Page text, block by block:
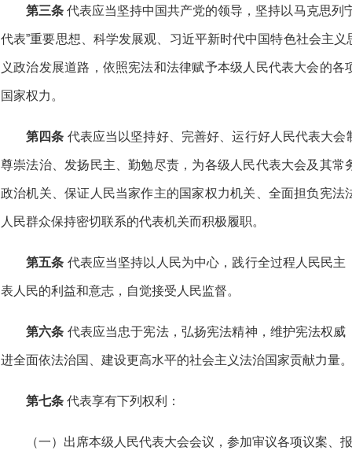
第三条 代表应当坚持中国共产党的领导，坚持以马克思列
代表”重要思想、科学发展观、习近平新时代中国特色社会主
义政治发展道路，依照宪法和法律赋予本级人民代表大会的
国家权力。
第四条 代表应当以坚持好、完善好、运行好人民代表大
尊崇法治、发扬民主、勤勉尽责，为各级人民代表大会及其
政治机关、保证人民当家作主的国家权力机关、全面担负宪
人民群众保持密切联系的代表机关而积极履职。
第五条 代表应当坚持以人民为中心，践行全过程人民民
表人民的利益和意志，自觉接受人民监督。
第六条 代表应当忠于宪法，弘扬宪法精神，维护宪法权
进全面依法治国、建设更高水平的社会主义法治国家贡献力量。
第七条 代表享有下列权利：
（一）出席本级人民代表大会会议，参加审议各项议案、